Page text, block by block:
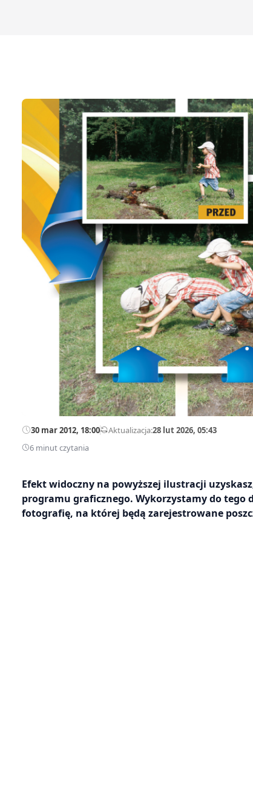
30 mar 2012, 18:00—Aktualizacja:28 lut 2026, 05:43
6 minut czytania
Efekt widoczny na powyższej ilustracji
programu graficznego. Wykorzystamy do tego
fotografię, na której będą zarejestrowane